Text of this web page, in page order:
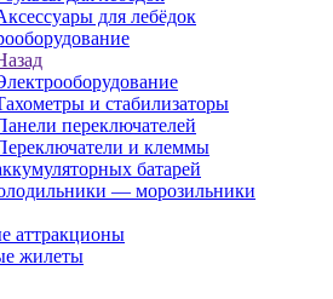
для лебёдок
и стабилизаторы
переключателей
и клеммы
батарей
— морозильники
аттракционы
жилеты